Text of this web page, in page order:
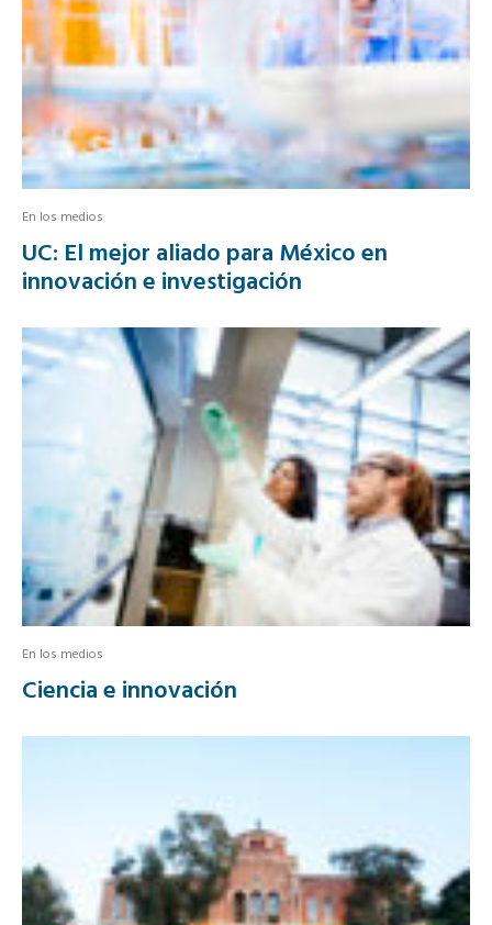
En los medios
UC: El mejor aliado para México en
innovación e investigación
En los medios
Ciencia e innovación